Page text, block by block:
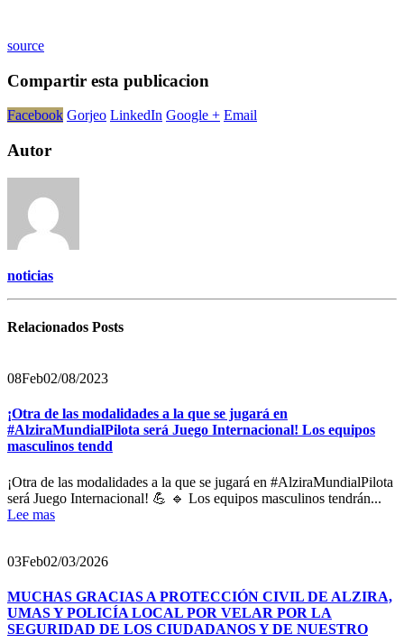
source
Compartir esta publicacion
Facebook Gorjeo LinkedIn Google + Email
Autor
noticias
Relacionados Posts
08Feb02/08/2023
¡Otra de las modalidades a la que se jugará en
#AlziraMundialPilota será Juego Internacional! Los equipos
masculinos tendd
¡Otra de las modalidades a la que se jugará en #AlziraMundialPilota
será Juego Internacional! 💪 🔹 Los equipos masculinos tendrán...
Lee mas
03Feb02/03/2026
MUCHAS GRACIAS A PROTECCIÓN CIVIL DE ALZIRA,
UMAS Y POLICÍA LOCAL POR VELAR POR LA
SEGURIDAD DE LOS CIUDADANOS Y DE NUESTRO